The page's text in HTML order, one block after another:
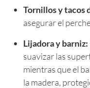
Tornillos y tacos
asegurar el
Lijadora y barniz:
suavizar las
mientras que el
la madera,